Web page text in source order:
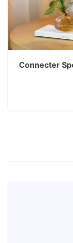
Connecter